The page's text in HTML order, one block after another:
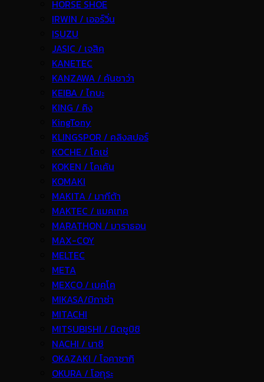
HORSE SHOE
IRWIN / เออร์วิ่น
ISUZU
JASIC / เจสิค
KANETEC
KANZAWA / คันซาว่า
KEIBA / ไกบะ
KING / คิง
KingTony
KLINGSPOR / คลิงสปอร์
KOCHE / โคเช่
KOKEN / โคเค้น
KOMAKI
MAKITA / มากีต้า
MAKTEC / แมคเทค
MARATHON / มาราธอน
MAX-COY
MELTEC
META
MEXCO / เมคโค
MIKASA/มิกาซ่า
MITACHI
MITSUBISHI / มิตซูบิชิ
NACHI / นาชิ
OKAZAKI / โอคาซากิ
OKURA / โอกุระ